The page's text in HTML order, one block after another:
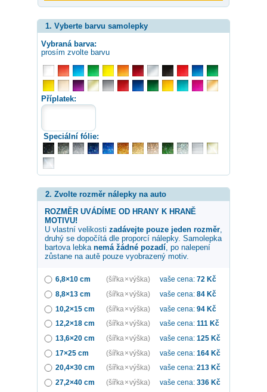
1. Vyberte barvu samolepky
Vybraná barva:
prosím zvolte barvu
Příplatek:
Speciální fólie:
2. Zvolte rozměr nálepky na auto
ROZMĚR UVÁDÍME OD HRANY K HRANĚ
MOTIVU!
U vlastní velikosti zadávejte pouze jeden rozměr,
druhý se dopočítá dle proporcí nálepky. Samolepka
bartova lebka nemá žádné pozadí, po nalepení
zůstane na autě pouze vyobrazený motiv.
6,8×10 cm (šířka × výška) vaše cena: 72 Kč
8,8×13 cm
(šířka × výška) vaše cena: 84 Kč
10,2×15 cm
(šířka × výška) vaše cena: 94 Kč
12,2×18 cm
(šířka × výška) vaše cena: 111 Kč
13,6×20 cm
(šířka × výška) vaše cena: 125 Kč
17×25 cm
(šířka × výška) vaše cena: 164 Kč
20,4×30 cm
(šířka × výška) vaše cena: 213 Kč
27,2×40 cm
(šířka × výška) vaše cena: 336 Kč